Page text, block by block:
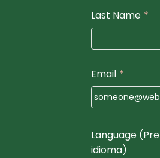
Last Name *
Email *
Language
idioma)